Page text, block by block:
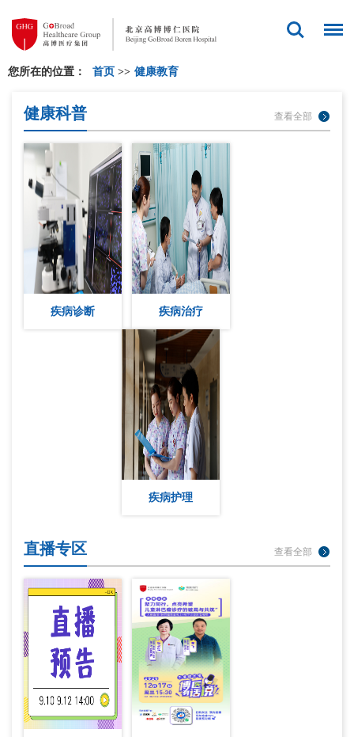
您所在的位置： 首页 >> 健康教育
查看全部
健康科普
疾病诊断 疾病治疗
疾病护理
查看全部
直播专区